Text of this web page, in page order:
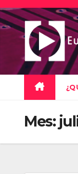
Saltar
al
contenido
Mes: